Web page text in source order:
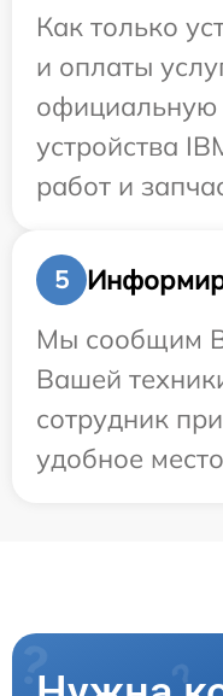
Как только
и оплаты
официальную
устройства
работ и
5
Мы сообщим
Вашей
сотрудник
удобное